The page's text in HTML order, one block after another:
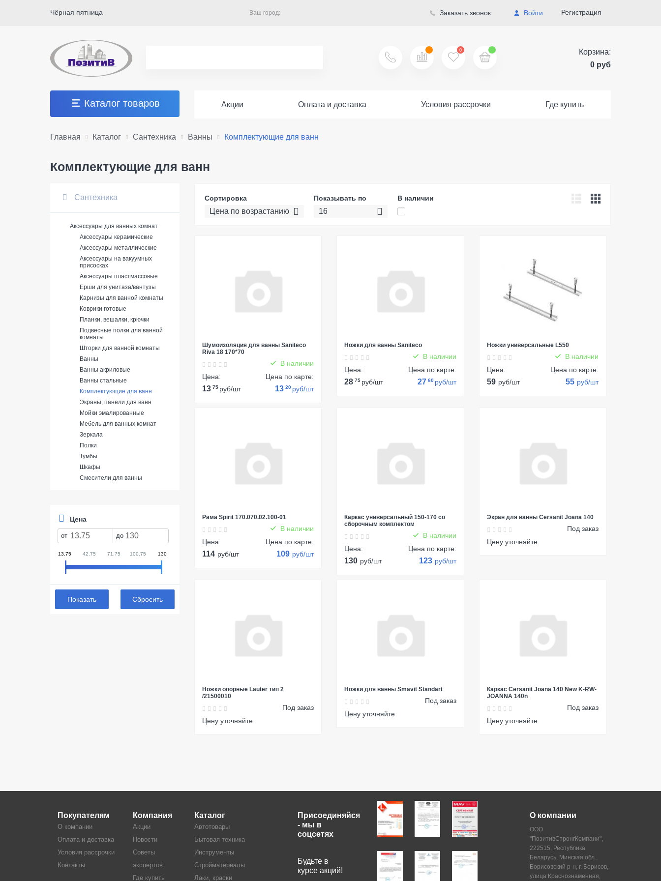
Чёрная пятница Ваш город: Заказать звонок Войти Регистрация
0
Корзина:
0 руб
Каталог товаров Акции Оплата и доставка Условия рассрочки Где купить
Главная Каталог Сантехника Ванны Комплектующие для ванн
Комплектующие для ванн
Сантехника
Аксессуары для ванных комнат
Аксессуары керамические
Аксессуары металлические
Аксессуары на вакуумных
присосках
Аксессуары пластмассовые
Ерши для унитаза/вантузы
Карнизы для ванной комнаты
Коврики готовые
Планки, вешалки, крючки
Подвесные полки для ванной
комнаты
Шторки для ванной комнаты
Ванны
Ванны акриловые
Ванны стальные
Комплектующие для ванн
Экраны, панели для ванн
Мойки эмалированные
Мебель для ванных комнат
Зеркала
Полки
Тумбы
Шкафы
Смесители для ванны
Цена
от до
13.75 42.75 71.75 100.75 130
Сбросить
Сортировка
Цена по возрастанию
Показывать по
16
В наличии
Шумоизоляция для ванны Saniteco
Riva 18 170*70
В наличии
Цена:
13 75 руб/шт
Цена по карте:
13 20 руб/шт
Ножки для ванны Saniteco
В наличии
Цена:
28 75 руб/шт
Цена по карте:
27 60 руб/шт
Ножки универсальные L550
В наличии
Цена:
59 руб/шт
Цена по карте:
55 руб/шт
Рама Spirit 170.070.02.100-01
В наличии
Цена:
114 руб/шт
Цена по карте:
109 руб/шт
Каркас универсальный 150-170 со
сборочным комплектом
В наличии
Цена:
130 руб/шт
Цена по карте:
123 руб/шт
Экран для ванны Cersanit Joana 140
Под заказ
Цену уточняйте
Ножки опорные Lauter тип 2
/21500010
Под заказ
Цену уточняйте
Ножки для ванны Smavit Standart
Под заказ
Цену уточняйте
Каркас Cersanit Joana 140 New K-RW-
JOANNA 140n
Под заказ
Цену уточняйте
Покупателям
О компании
Оплата и доставка
Условия рассрочки
Контакты
Компания
Акции
Новости
Советы
экспертов
Где купить
Каталог
Автотовары
Бытовая техника
Инструменты
Стройматериалы
Лаки, краски
Присоединяйся
- мы в
соцсетях
Будьте в
курсе акций!
О компании
ООО
"ПозитивСтронгКомпани",
222515, Республика
Беларусь, Минская обл.,
Борисовский р-н, г. Борисов,
улица Краснознаменная,